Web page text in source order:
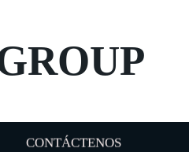
CONTÁCTENOS